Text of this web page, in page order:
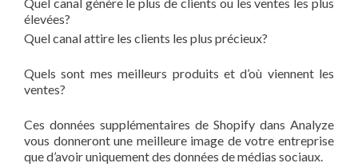
élevées?
Quel canal attire les clients les plus précieux?
Quels sont mes meilleurs produits et d’où viennent les
ventes?
Ces données supplémentaires de Shopify dans Analyze
vous donneront une meilleure image de votre entreprise
que d’avoir uniquement des données de médias sociaux.